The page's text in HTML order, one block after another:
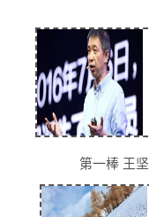
第一棒 王坚